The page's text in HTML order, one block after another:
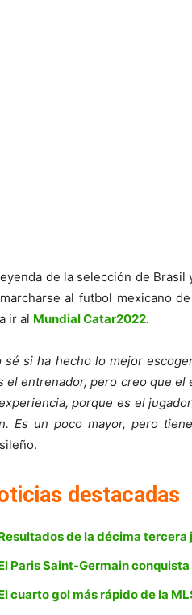
de la selección de Brasil
al futbol mexicano
ir al Mundial Catar2022.
sé si ha hecho lo mejor
el entrenador, pero creo que
porque es el
Es un poco mayor, pero
destacadas
de la décima tercera
Paris Saint-Germain
cuarto gol más rápido de la